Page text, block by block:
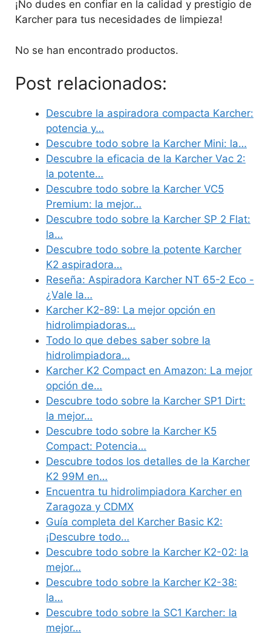
¡No dudes en confiar en la calidad y prestigio de
Karcher para tus necesidades de limpieza!
No se han encontrado productos.
Post relacionados:
Descubre la aspiradora compacta Karcher:
potencia y…
Descubre todo sobre la Karcher Mini: la…
Descubre la eficacia de la Karcher Vac 2:
la potente…
Descubre todo sobre la Karcher VC5
Premium: la mejor…
Descubre todo sobre la Karcher SP 2 Flat:
la…
Descubre todo sobre la potente Karcher
K2 aspiradora…
Reseña: Aspiradora Karcher NT 65-2 Eco -
¿Vale la…
Karcher K2-89: La mejor opción en
hidrolimpiadoras…
Todo lo que debes saber sobre la
hidrolimpiadora…
Karcher K2 Compact en Amazon: La mejor
opción de…
Descubre todo sobre la Karcher SP1 Dirt:
la mejor…
Descubre todo sobre la Karcher K5
Compact: Potencia…
Descubre todos los detalles de la Karcher
K2 99M en…
Encuentra tu hidrolimpiadora Karcher en
Zaragoza y CDMX
Guía completa del Karcher Basic K2:
¡Descubre todo…
Descubre todo sobre la Karcher K2-02: la
mejor…
Descubre todo sobre la Karcher K2-38:
la…
Descubre todo sobre la SC1 Karcher: la
mejor…